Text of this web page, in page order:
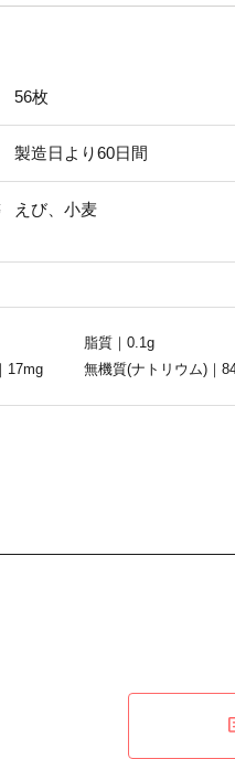
56枚
製造日より60日間
えび、小麦
脂質｜0.1g
17mg 無機質(ナトリウム)｜